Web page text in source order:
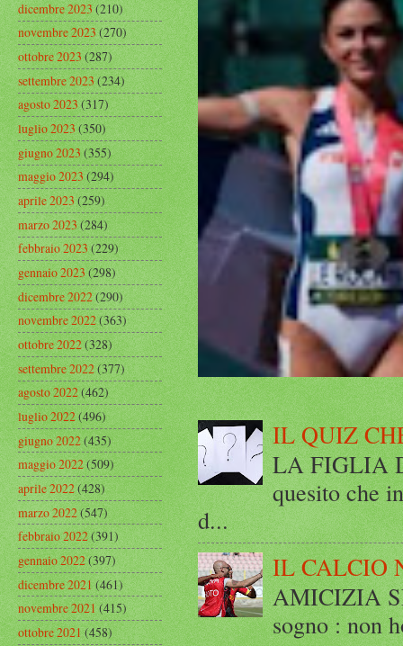
IL QUIZ
LA FIGLIA
quesito che
d...
IL CALCIO
AMICIZIA
sogno : non
dicembre 2023(210)
novembre 2023(270)
ottobre 2023(287)
settembre 2023(234)
agosto 2023(317)
luglio 2023(350)
giugno 2023(355)
maggio 2023(294)
aprile 2023(259)
marzo 2023(284)
febbraio 2023(229)
gennaio 2023(298)
dicembre 2022(290)
novembre 2022(363)
ottobre 2022(328)
settembre 2022(377)
agosto 2022(462)
luglio 2022(496)
giugno 2022(435)
maggio 2022(509)
aprile 2022(428)
marzo 2022(547)
febbraio 2022(391)
gennaio 2022(397)
dicembre 2021(461)
novembre 2021(415)
ottobre 2021(458)